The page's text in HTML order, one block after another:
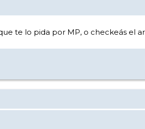
te lo pida por MP, o checkeás el